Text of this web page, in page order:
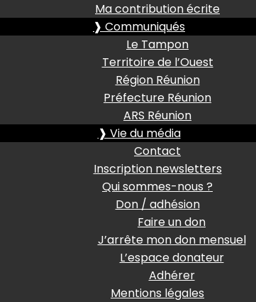
Ma contribution écrite
❱ Communiqués
Le Tampon
Territoire de l’Ouest
Région Réunion
Préfecture Réunion
ARS Réunion
❱ Vie du média
Contact
Inscription newsletters
Qui sommes-nous ?
Don / adhésion
Faire un don
J’arrête mon don mensuel
L’espace donateur
Adhérer
Mentions légales